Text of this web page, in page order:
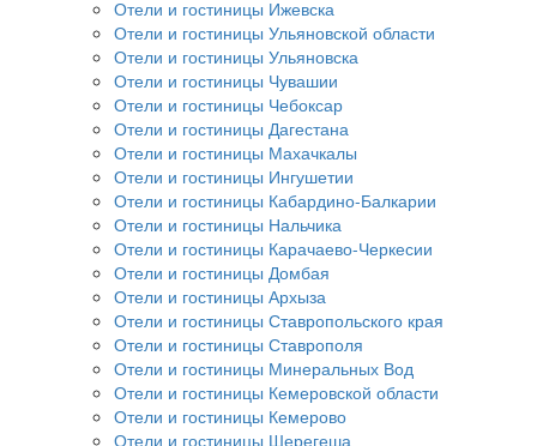
Отели и гостиницы Ижевска
Отели и гостиницы Ульяновской области
Отели и гостиницы Ульяновска
Отели и гостиницы Чувашии
Отели и гостиницы Чебоксар
Отели и гостиницы Дагестана
Отели и гостиницы Махачкалы
Отели и гостиницы Ингушетии
Отели и гостиницы Кабардино-Балкарии
Отели и гостиницы Нальчика
Отели и гостиницы Карачаево-Черкесии
Отели и гостиницы Домбая
Отели и гостиницы Архыза
Отели и гостиницы Ставропольского края
Отели и гостиницы Ставрополя
Отели и гостиницы Минеральных Вод
Отели и гостиницы Кемеровской области
Отели и гостиницы Кемерово
Отели и гостиницы Шерегеша